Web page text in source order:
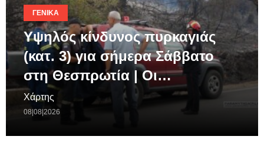
ΓΕΝΙΚΆ
Υψηλός κίνδυνος πυρκαγιάς
(κατ. 3) για σήμερα Σάββατο
στη Θεσπρωτία | Οι…
Χάρτης
08|08|2026